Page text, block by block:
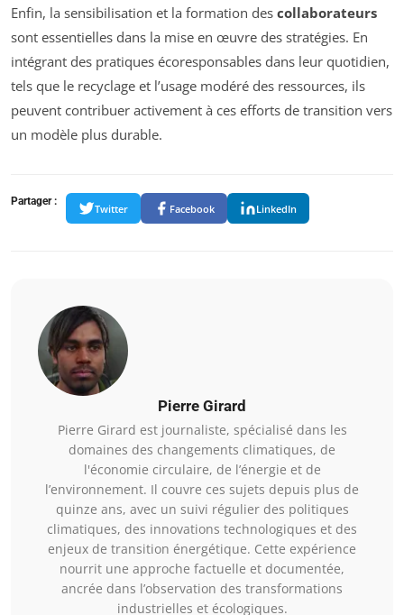
Enfin, la sensibilisation et la formation des collaborateurs
sont essentielles dans la mise en œuvre des stratégies. En
intégrant des pratiques écoresponsables dans leur quotidien,
tels que le recyclage et l’usage modéré des ressources, ils
peuvent contribuer activement à ces efforts de transition vers
un modèle plus durable.
Partager :
Twitter Facebook LinkedIn
Pierre Girard
Pierre Girard est journaliste, spécialisé dans les
domaines des changements climatiques, de
l'économie circulaire, de l’énergie et de
l’environnement. Il couvre ces sujets depuis plus de
quinze ans, avec un suivi régulier des politiques
climatiques, des innovations technologiques et des
enjeux de transition énergétique. Cette expérience
nourrit une approche factuelle et documentée,
ancrée dans l’observation des transformations
industrielles et écologiques.